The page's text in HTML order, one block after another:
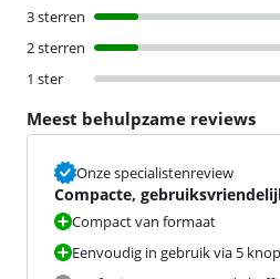
3 sterren
2 sterren
1 ster
Meest behulpzame reviews
Onze specialistenreview
Compacte,
volautomaat
Compact van formaat
Eenvoudig in gebruik via 5